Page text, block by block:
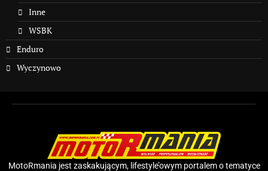
Inne
WSBK
Enduro
Wyczynowo
MotoRmania jest zaskakującym, lifestyle’owym portalem o tematyce